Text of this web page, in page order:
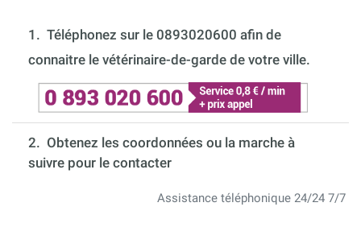
1. Téléphonez sur le 0893020600 afin de
connaitre le vétérinaire-de-garde de votre ville.
2. Obtenez les coordonnées ou la marche à
suivre pour le contacter
Assistance téléphonique 24/24 7/7